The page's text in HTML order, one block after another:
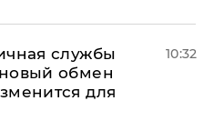
службы
обмен
для
10:32